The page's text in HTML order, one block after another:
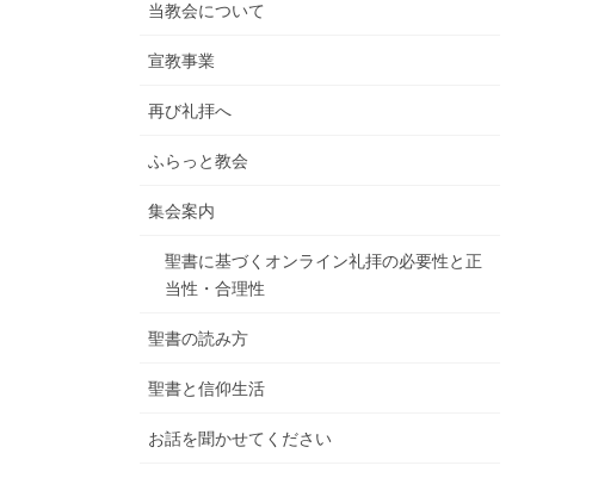
当教会について
宣教事業
再び礼拝へ
ふらっと教会
集会案内
聖書に基づくオンライン礼拝の必要性と正
当性・合理性
聖書の読み方
聖書と信仰生活
お話を聞かせてください